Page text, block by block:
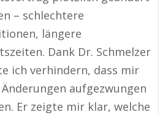
– schlechtere
längere
Dank Dr. Schmelzer
ich verhindern, dass mir
aufgezwungen
Er zeigte mir klar, welche